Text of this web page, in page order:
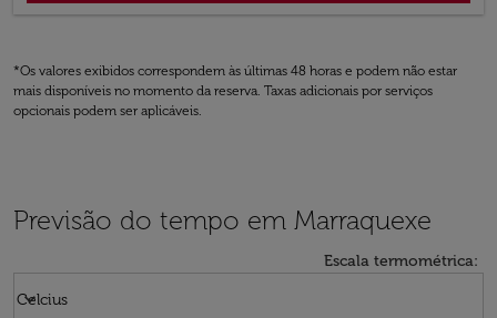
*Os valores exibidos correspondem às últimas 48 horas e podem não estar
mais disponíveis no momento da reserva. Taxas adicionais por serviços
opcionais podem ser aplicáveis.
Previsão do tempo em Marraquexe
Escala termométrica:
Celcius
keyboard_arrow_down